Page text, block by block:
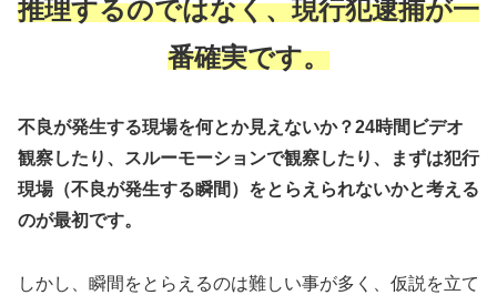
推理するのではなく、現行犯逮捕が一
番確実です。
不良が発生する現場を何とか見えないか？24時間ビデオ
観察したり、スルーモーションで観察したり、まずは犯行
現場（不良が発生する瞬間）をとらえられないかと考える
のが最初です。
しかし、瞬間をとらえるのは難しい事が多く、仮説を立て